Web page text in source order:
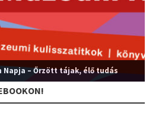
Napja – Őrzött tájak, élő tudás